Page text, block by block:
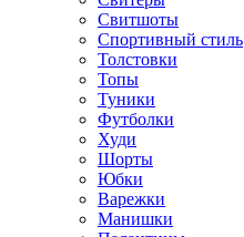
Свитшоты
Спортивный стиль
Толстовки
Топы
Туники
Футболки
Худи
Шорты
Юбки
Варежки
Манишки